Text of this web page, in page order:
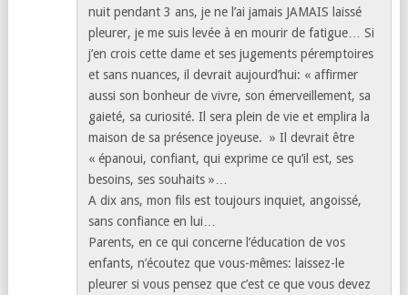
nuit pendant 3 ans, je ne l’ai jamais JAMAIS laissé
pleurer, je me suis levée à en mourir de fatigue… Si
j’en crois cette dame et ses jugements péremptoires
et sans nuances, il devrait aujourd’hui: « affirmer
aussi son bonheur de vivre, son émerveillement, sa
gaieté, sa curiosité. Il sera plein de vie et emplira la
maison de sa présence joyeuse. » Il devrait être
« épanoui, confiant, qui exprime ce qu’il est, ses
besoins, ses souhaits »…
A dix ans, mon fils est toujours inquiet, angoissé,
sans confiance en lui…
Parents, en ce qui concerne l’éducation de vos
enfants, n’écoutez que vous-mêmes: laissez-le
pleurer si vous pensez que c’est ce que vous devez